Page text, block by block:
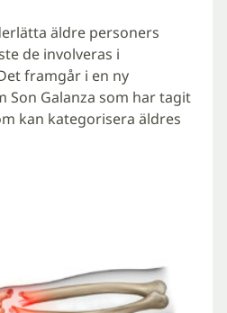
äldre personers
de involveras i
framgår i en ny
Son Galanza som har tagit
kan kategorisera äldres